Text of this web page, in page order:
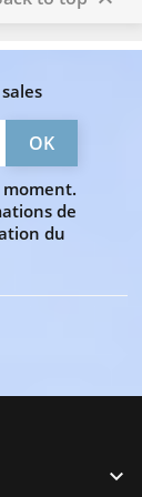
moment.
de
du
